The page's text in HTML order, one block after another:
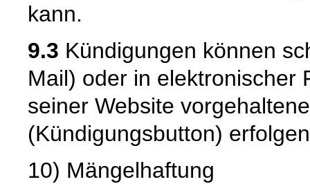
kann.
9.3 Kündigungen können
Mail) oder in elektronischer
seiner Website
(Kündigungsbutton)
10) Mängelhaftung